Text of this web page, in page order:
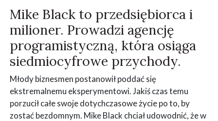
Mike Black to przedsiębiorca i
milioner. Prowadzi agencję
programistyczną, która osiąga
siedmiocyfrowe przychody.
Młody biznesmen postanowił poddać się
ekstremalnemu eksperymentowi. Jakiś czas temu
porzucił całe swoje dotychczasowe życie po to, by
zostać bezdomnym. Mike Black chciał udowodnić, że w